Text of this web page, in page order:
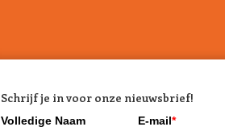
Schrijf je in voor onze nieuwsbrief!
Volledige Naam E-mail*